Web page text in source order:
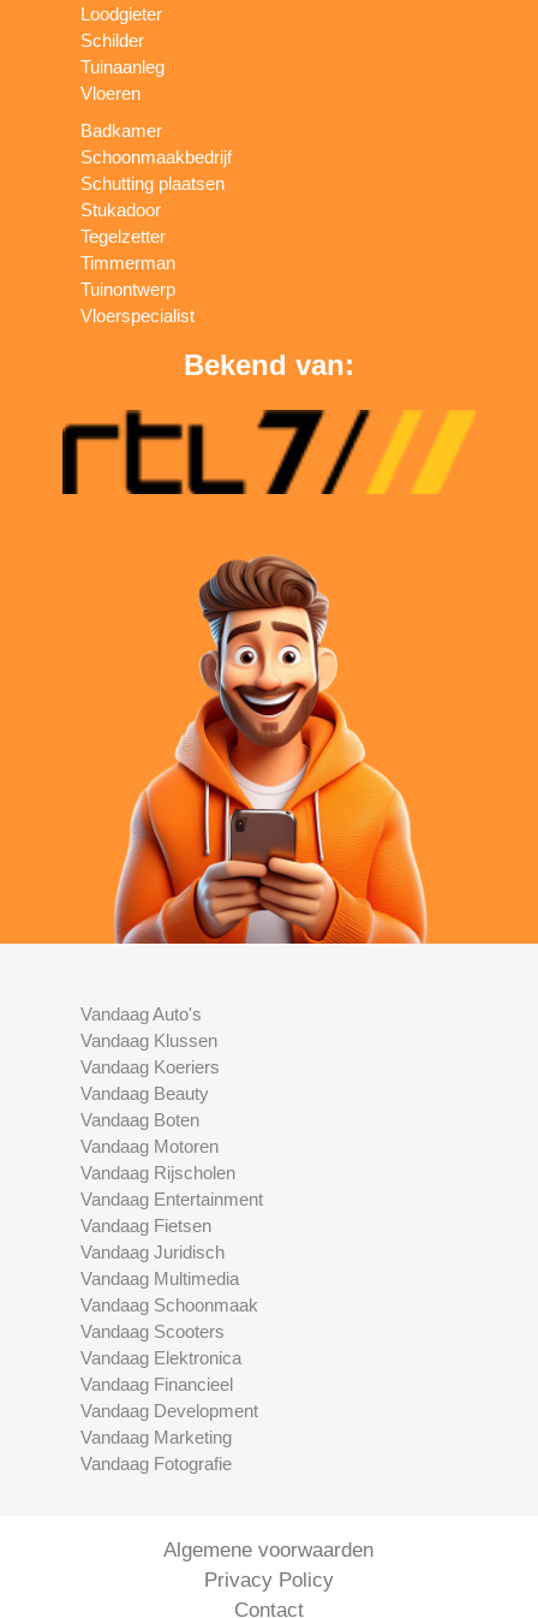
Loodgieter
Schilder
Tuinaanleg
Vloeren
Badkamer
Schoonmaakbedrijf
Schutting plaatsen
Stukadoor
Tegelzetter
Timmerman
Tuinontwerp
Vloerspecialist
Bekend van:
Vandaag Auto's
Vandaag Klussen
Vandaag Koeriers
Vandaag Beauty
Vandaag Boten
Vandaag Motoren
Vandaag Rijscholen
Vandaag Entertainment
Vandaag Fietsen
Vandaag Juridisch
Vandaag Multimedia
Vandaag Schoonmaak
Vandaag Scooters
Vandaag Elektronica
Vandaag Financieel
Vandaag Development
Vandaag Marketing
Vandaag Fotografie
Algemene voorwaarden
Privacy Policy
Contact